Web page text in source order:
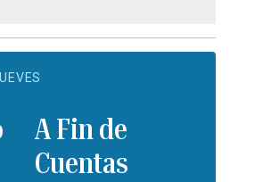
A Fin de
Cuentas